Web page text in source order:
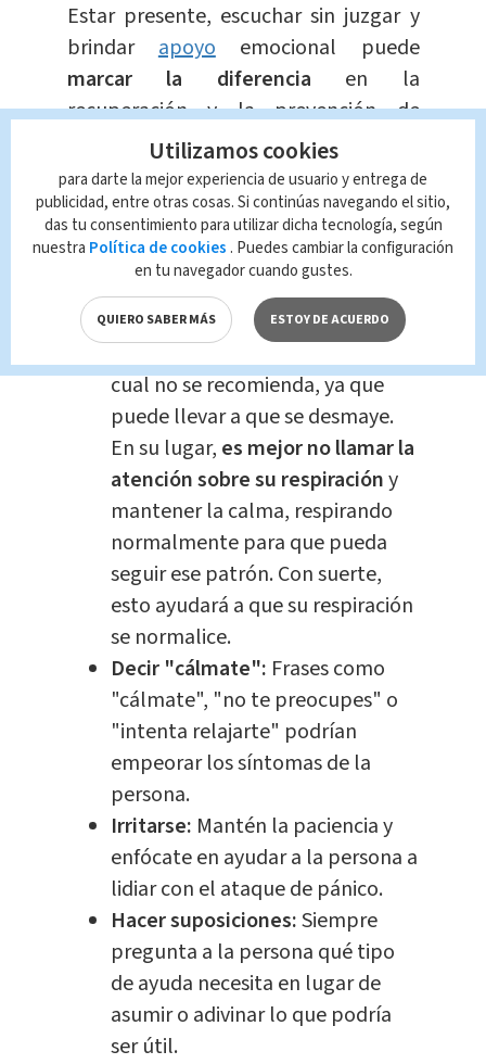
Estar presente, escuchar sin juzgar y
brindarapoyoemocional puede
marcar la diferencia en la
recuperación y la prevención de
futuros ataques de pánico.
¿Cómo NO "ayudar"
durante un ataque de
pánico?
Uno de los errores más comunes
cual no se recomienda, ya que
puede llevar a que se desmaye.
En su lugar, es mejor no llamar la
atención sobre su respiracióny
mantener la calma, respirando
normalmente para que pueda
seguir ese patrón. Con suerte,
esto ayudará a que su respiración
se normalice.
Decir "cálmate": Frases como
"cálmate", "no te preocupes" o
"intenta relajarte" podrían
empeorar los síntomas de la
persona.
Irritarse: Mantén la paciencia y
enfócate en ayudar a la persona a
lidiar con el ataque de pánico.
Hacer suposiciones:Siempre
pregunta a la persona qué tipo
de ayuda necesita en lugar de
asumir o adivinar lo que podría
ser útil.
Utilizamos cookies
para darte la mejor experiencia de usuario y entrega de
publicidad, entre otras cosas. Si continúas navegando el sitio,
das tu consentimiento para utilizar dicha tecnología, según
nuestra Política de cookies . Puedes cambiar la configuración
en tu navegador cuando gustes.
QUIERO SABER MÁS ESTOY DE ACUERDO